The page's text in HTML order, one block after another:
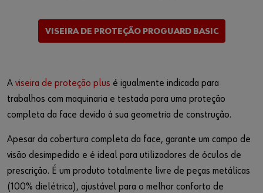
VISEIRA DE PROTEÇÃO PROGUARD BASIC
A viseira de proteção plus é igualmente indicada para
trabalhos com maquinaria e testada para uma proteção
completa da face devido à sua geometria de construção.
Apesar da cobertura completa da face, garante um campo de
visão desimpedido e é ideal para utilizadores de óculos de
prescrição. É um produto totalmente livre de peças metálicas
(100% dielétrica), ajustável para o melhor conforto de